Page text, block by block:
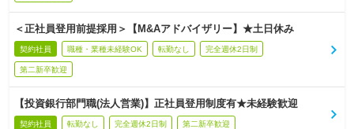
＜正社員登用前提採用＞【M&Aアドバイザリー】★土日休み
契約社員 職種・業種未経験OK 転勤なし 完全週休2日制
第二新卒歓迎
【投資銀行部門職(法人営業)】正社員登用制度有★未経験歓迎
契約社員 転勤なし 完全週休2日制 第二新卒歓迎